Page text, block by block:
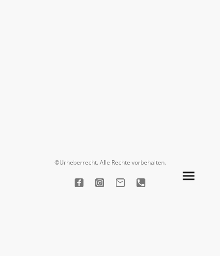
©Urheberrecht. Alle Rechte vorbehalten.